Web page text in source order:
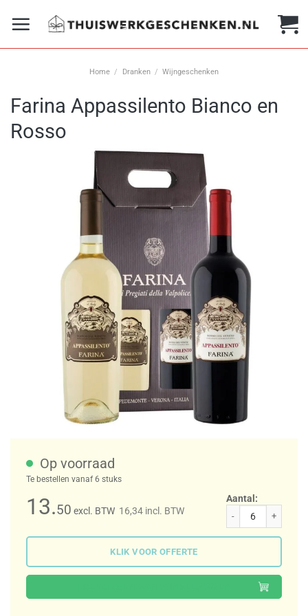
naar
Home / Dranken / Wijngeschenken
Farina Appassilento Bianco en
Rosso
Op voorraad
Te bestellen vanaf 6 stuks
13.50 excl. BTW 16,34 incl. BTW
Aantal:
KLIK VOOR OFFERTE